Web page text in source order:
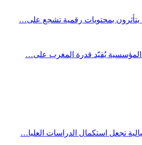
المؤسسية يُقيّد قدرة المغرب على…
تجعل استكمال الدراسات العليا…